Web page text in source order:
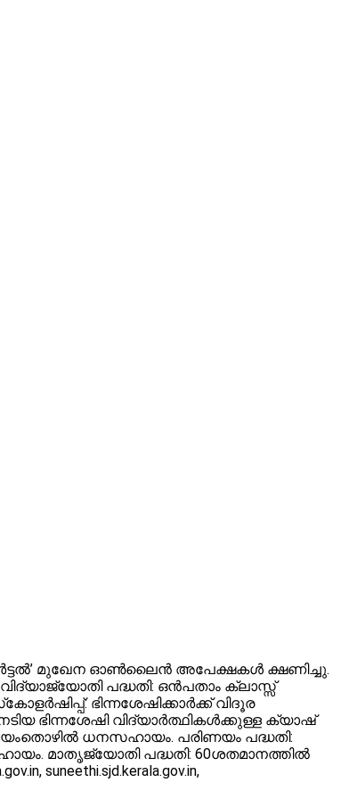
മുഖേന ഓണ്‍ലൈന്‍ അപേക്ഷകള്‍ ക്ഷണിച്ചു.
പദ്ധതി: ഒന്‍പതാം ക്ലാസ്സ്
ഭിന്നശേഷിക്കാര്‍ക്ക് വിദൂര
ഭിന്നശേഷി വിദ്യാര്‍ത്ഥികള്‍ക്കുള്ള ക്യാഷ്
ധനസഹായം. പരിണയം പദ്ധതി:
മാതൃജ്യോതി പദ്ധതി: 60ശതമാനത്തില്‍